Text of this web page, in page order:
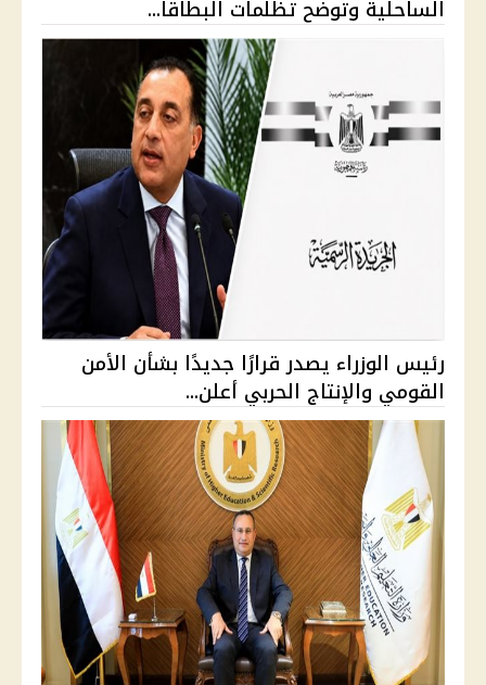
الساحلية وتوضح تظلمات البطاقا...
رئيس الوزراء يصدر قرارًا جديدًا بشأن الأمن
القومي والإنتاج الحربي أعلن...